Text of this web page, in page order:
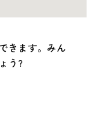
きます。みん
う?